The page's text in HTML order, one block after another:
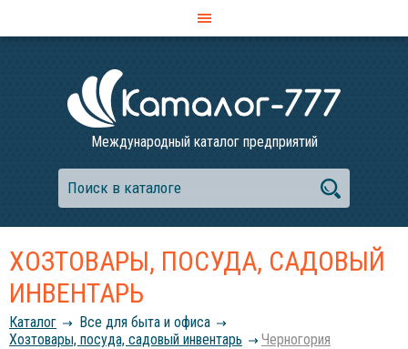
Международный каталог предприятий
ХОЗТОВАРЫ, ПОСУДА, САДОВЫЙ
ИНВЕНТАРЬ
Каталог
Все для быта и офиса
Хозтовары, посуда, садовый инвентарь
Черногория